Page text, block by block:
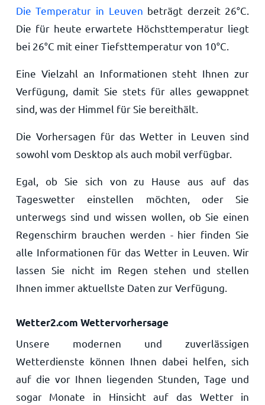
Die Temperatur in Leuven beträgt derzeit 26°C
Die für heute erwartete Höchsttemperatur liegt
bei 26°C mit einer Tiefsttemperatur von 10°C
Eine Vielzahl an Informationen steht Ihnen zur
Verfügung, damit Sie stets für alles gewappnet
sind, was der Himmel für Sie bereithält.
Die Vorhersagen für das Wetter in Leuven sind
sowohl vom Desktop als auch mobil verfügbar.
Egal, ob Sie sich von zu Hause aus auf das
Tageswetter einstellen möchten, oder Sie
unterwegs sind und wissen wollen, ob Sie einen
Regenschirm brauchen werden - hier finden Sie
alle Informationen für das Wetter in Leuven. Wir
lassen Sie nicht im Regen stehen und stellen
Ihnen immer aktuellste Daten zur Verfügung.
Wetter2.com Wettervorhersage
Unsere modernen und zuverlässigen
Wetterdienste können Ihnen dabei helfen, sich
auf die vor Ihnen liegenden Stunden, Tage und
sogar Monate in Hinsicht auf das Wetter in